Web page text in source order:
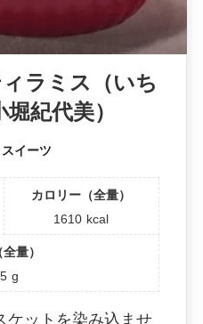
ラミス（いち
紀代美）
スイーツ
カロリー（全量）
1610 kcal
量）
g
ケットを染み込ませ